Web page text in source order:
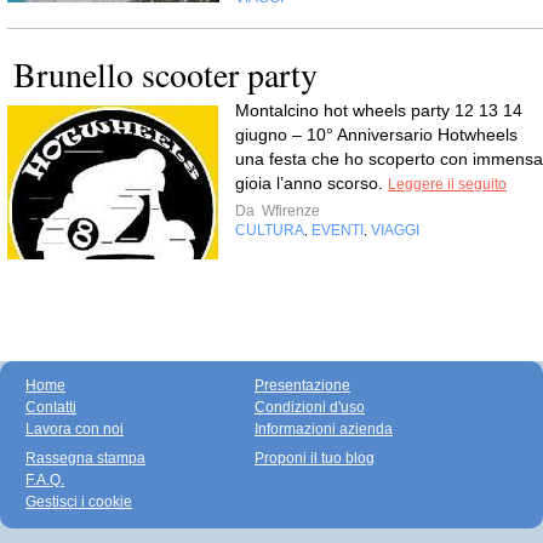
Brunello scooter party
Montalcino hot wheels party 12 13 14
giugno – 10° Anniversario Hotwheels
una festa che ho scoperto con immensa
gioia l’anno scorso.
Leggere il seguito
Da Wfirenze
CULTURA EVENTI VIAGGI
Home
Contatti
Lavora con noi
Presentazione
Condizioni d'uso
Informazioni azienda
Rassegna stampa
F.A.Q.
Gestisci i cookie
Proponi il tuo blog